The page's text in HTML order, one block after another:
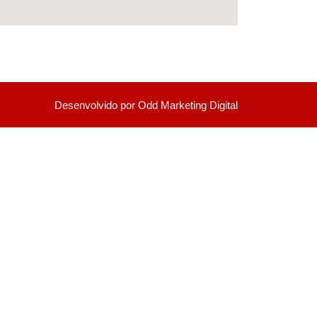
Desenvolvido por Odd Marketing Digital